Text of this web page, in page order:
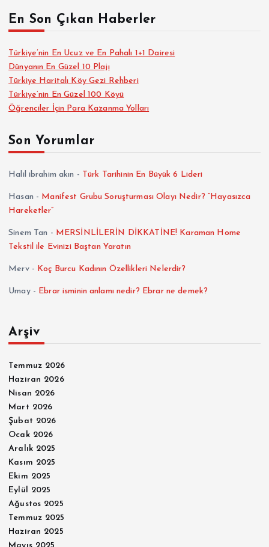
En Son Çıkan Haberler
Türkiye’nin En Ucuz ve En Pahalı 1+1 Dairesi
Dünyanın En Güzel 10 Plajı
Türkiye Haritalı Köy Gezi Rehberi
Türkiye’nin En Güzel 100 Köyü
Öğrenciler İçin Para Kazanma Yolları
Son Yorumlar
Halil ibrahim akın - Türk Tarihinin En Büyük 6 Lideri
Hasan - Manifest Grubu Soruşturması Olayı Nedir? “Hayasızca
Hareketler”
Sinem Tan - MERSİNLİLERİN DİKKATİNE! Karaman Home
Tekstil ile Evinizi Baştan Yaratın
Merv- Koç Burcu Kadının Özellikleri Nelerdir?
Umay- Ebrar isminin anlamı nedir? Ebrar ne demek?
Arşiv
Temmuz 2026
Haziran 2026
Nisan 2026
Mart 2026
Şubat 2026
Ocak 2026
Aralık 2025
Kasım 2025
Ekim 2025
Eylül 2025
Ağustos 2025
Temmuz 2025
Haziran 2025